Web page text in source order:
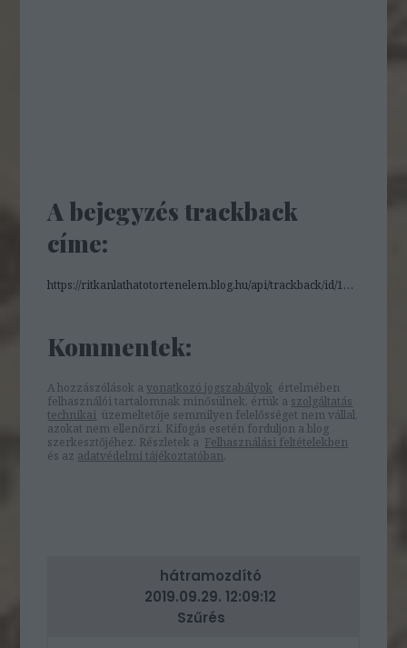
A bejegyzés trackback
címe:
https://ritkanlathatotortenelem.blog.hu/api/trackback/id/15175814
Kommentek:
A hozzászólások avonatkozó jogszabályok értelmében
felhasználói tartalomnak minősülnek, értük a szolgáltatás
technikai üzemeltetője semmilyen felelősséget nem vállal,
azokat nem ellenőrzi. Kifogás esetén forduljon a blog
szerkesztőjéhez. Részletek a Felhasználási feltételekben
és az adatvédelmi tájékoztatóban.
hátramozdító
2019.09.29. 12:09:12
Szűrés